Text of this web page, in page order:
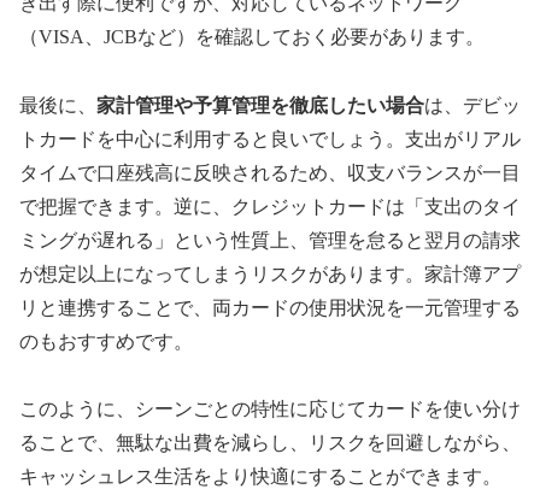
（VISA、JCBなど）を確認しておく必要があります。
最後に、 家計管理や予算管理を徹底したい場合は、デビッ
トカードを中心に利用すると良いでしょう。支出がリアル
タイムで口座残高に反映されるため、収支バランスが一目
で把握できます。逆に、クレジットカードは「支出のタイ
ミングが遅れる」という性質上、管理を怠ると翌月の請求
が想定以上になってしまうリスクがあります。家計簿アプ
リと連携することで、両カードの使用状況を一元管理する
のもおすすめです。
このように、シーンごとの特性に応じてカードを使い分け
ることで、無駄な出費を減らし、リスクを回避しながら、
キャッシュレス生活をより快適にすることができます。